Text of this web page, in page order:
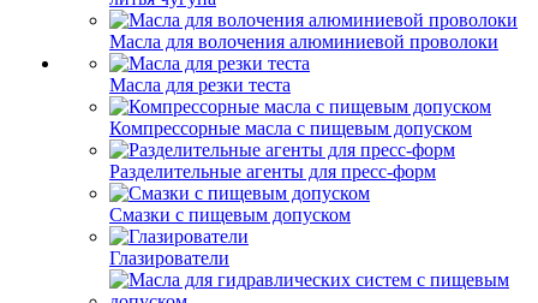
Масла для волочения алюминиевой проволоки
Масла для резки теста
Компрессорные масла с пищевым допуском
Разделительные агенты для пресс-форм
Смазки с пищевым допуском
Глазирователи